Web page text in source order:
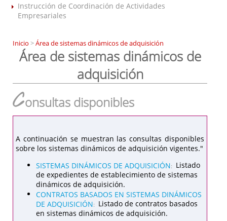
Instrucción de Coordinación de Actividades
Empresariales
Inicio >Área de sistemas dinámicos de adquisición
Área de sistemas dinámicos de
adquisición
Consultas disponibles
A continuación se muestran las consultas disponibles
sobre los sistemas dinámicos de adquisición vigentes."
SISTEMAS DINÁMICOS DE ADQUISICIÓN: Listado
de expedientes de establecimiento de sistemas
dinámicos de adquisición.
CONTRATOS BASADOS EN SISTEMAS DINÁMICOS
DE ADQUISICIÓN: Listado de contratos basados
en sistemas dinámicos de adquisición.